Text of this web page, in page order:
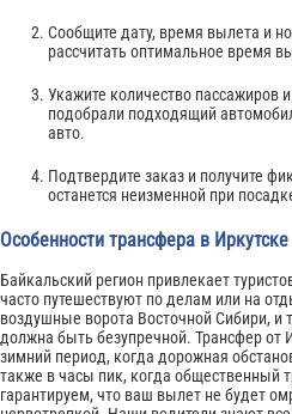
Сообщите дату, время вылета и
рассчитать оптимальное время
Укажите количество пассажиров
подобрали подходящий
авто.
Подтвердите заказ и получите
останется неизменной при
Особенности трансфера в Иркутске
Байкальский регион привлекает
часто путешествуют по делам или на
воздушные ворота Восточной Сибири, и
должна быть безупречной. Трансфер от
зимний период, когда дорожная
также в часы пик, когда общественный
гарантируем, что ваш вылет не будет